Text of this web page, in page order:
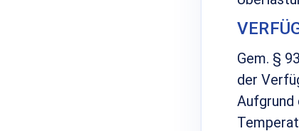
Gem. §
der
Aufgrund